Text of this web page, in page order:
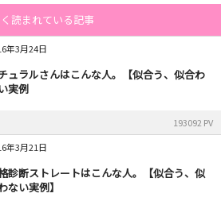
読まれている記事
年3月24日
ュラルさんはこんな人。【似合う、似合わ
実例
193092 PV
年3月21日
診断ストレートはこんな人。【似合う、似
ない実例】